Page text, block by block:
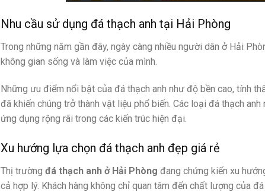
Nhu cầu sử dụng đá thạch anh tại Hải Phòng
Trong những năm gần đây, ngày càng nhiều người dân ở Hải
không gian sống và làm việc của mình.
Những ưu điểm nổi bật của đá thạch anh như độ bền cao, tính
đã khiến chúng trở thành vật liệu phổ biến. Các loại đá thạch
ứng dụng rộng rãi trong các kiến trúc hiện đại.
Xu hướng lựa chọn đá thạch anh đẹp giá rẻ
Thị trường đá thạch anh ở Hải Phòng đang chứng kiến xu
cả hợp lý. Khách hàng không chỉ quan tâm đến chất lượng của